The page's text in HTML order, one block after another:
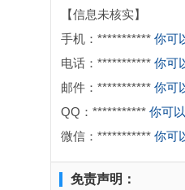
【信息未核实】
手机：*********** 你可
电话：*********** 你可
邮件：*********** 你可
QQ：*********** 你可
微信：*********** 你可
免责声明：